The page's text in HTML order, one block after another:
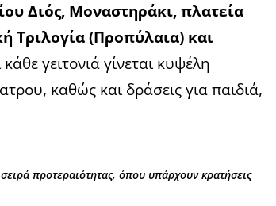
Διός, Μοναστηράκι, πλατεία
Τριλογία (Προπύλαια) και
κάθε γειτονιά γίνεται κυψέλη
καθώς και δράσεις για παιδιά,
προτεραιότητας, όπου υπάρχουν κρατήσεις